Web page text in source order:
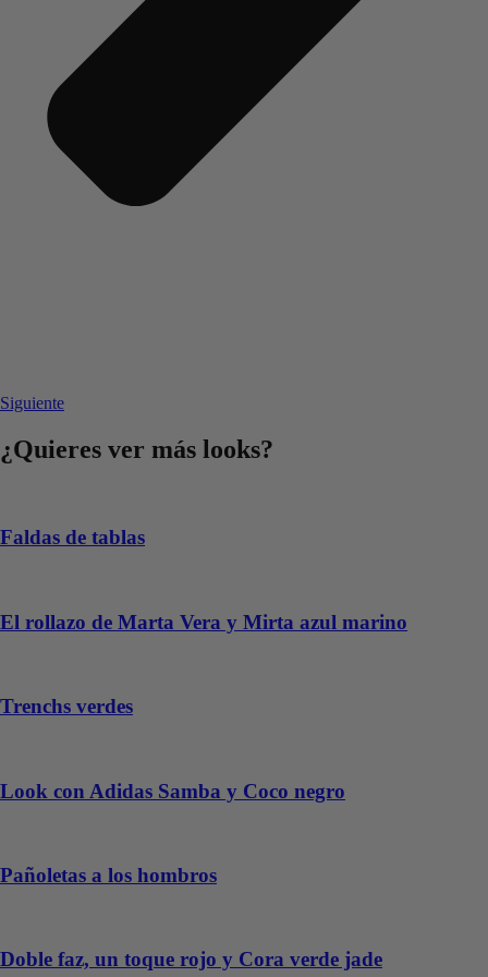
Siguiente
¿Quieres ver más looks?
Faldas de tablas
El rollazo de Marta Vera y Mirta azul marino
Trenchs verdes
Look con Adidas Samba y Coco negro
Pañoletas a los hombros
Doble faz, un toque rojo y Cora verde jade